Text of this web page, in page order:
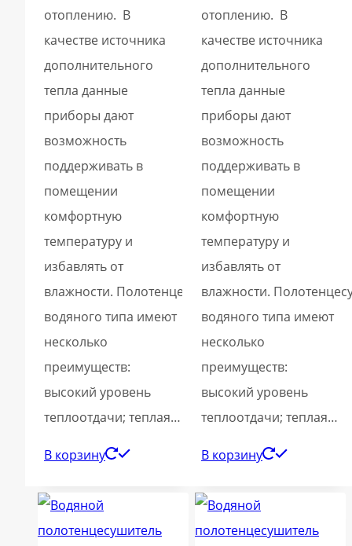
отоплению. В
качестве источника
дополнительного
тепла данные
приборы дают
возможность
поддерживать в
помещении
комфортную
температуру и
избавлять от
влажности. Полотенцесушители
водяного типа имеют
несколько
преимуществ:
высокий уровень
теплоотдачи; теплая…
В корзину
отоплению. В
качестве источника
дополнительного
тепла данные
приборы дают
возможность
поддерживать в
помещении
комфортную
температуру и
избавлять от
влажности.
водяного типа имеют
несколько
преимуществ:
высокий уровень
теплоотдачи; теплая…
В корзину